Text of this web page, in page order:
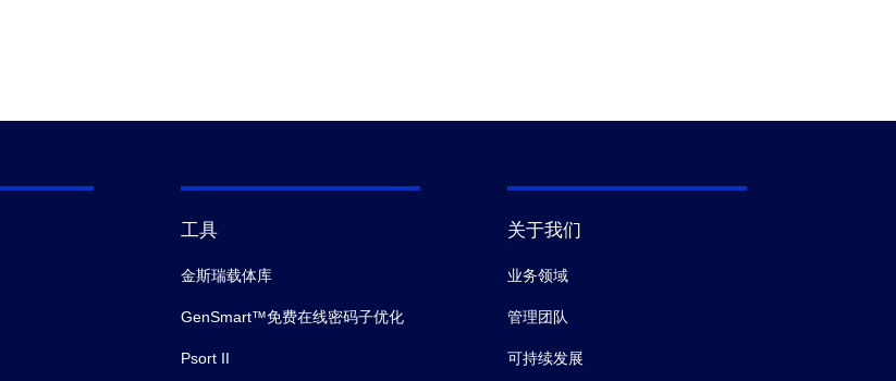
工具
金斯瑞载体库
GenSmart™免费在线密码子优化
Psort II
关于我们
业务领域
管理团队
可持续发展